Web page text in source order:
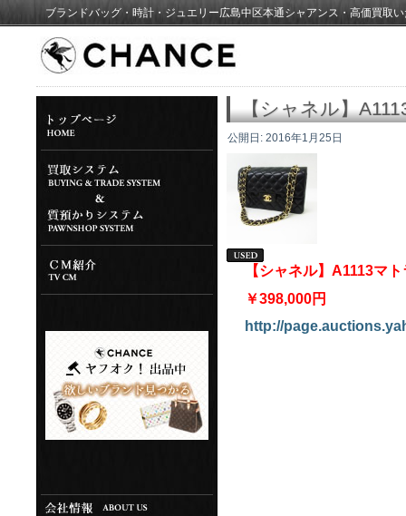
ブランドバッグ・時計・ジュエリー広島中区本通シャアンス・高価買取
【シャネル】
公開日: 2016年1月25日
【シャネル】A1113マ
￥398,000円
http://